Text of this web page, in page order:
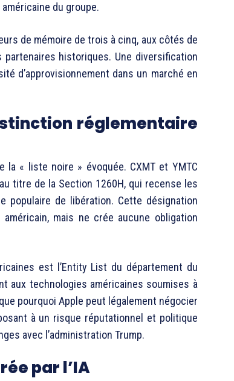
du groupe.
de mémoire de trois à cinq, aux côtés de
partenaires historiques. Une diversification
d’approvisionnement dans un marché en
réglementaire
« liste noire » évoquée. CXMT et YMTC
titre de la Section 1260H, qui recense les
populaire de libération. Cette désignation
mais ne crée aucune obligation
est l’Entity List du département du
aux technologies américaines soumises à
pourquoi Apple peut légalement négocier
à un risque réputationnel et politique
avec l’administration Trump.
par l’IA